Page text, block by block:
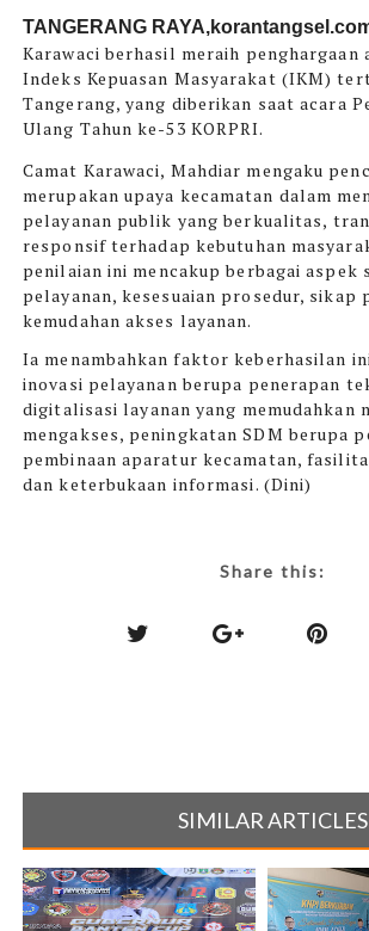
TANGERANG
Karawaci berhasil meraih penghargaan
Indeks Kepuasan Masyarakat (IKM)
Tangerang, yang diberikan saat acara
Ulang Tahun ke-53 KORPRI.
Camat Karawaci, Mahdiar mengaku
merupakan upaya kecamatan dalam
pelayanan publik yang berkualitas,
responsif terhadap kebutuhan
penilaian ini mencakup berbagai aspek
pelayanan, kesesuaian prosedur, sikap
kemudahan akses layanan.
Ia menambahkan faktor keberhasilan
inovasi pelayanan berupa penerapan
digitalisasi layanan yang memudahkan
mengakses, peningkatan SDM berupa
pembinaan aparatur kecamatan,
dan keterbukaan informasi. (Dini)
Share this:
SIMILAR ARTICLES